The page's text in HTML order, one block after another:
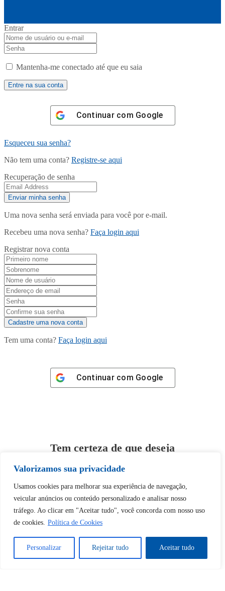
Valorizamos sua privacidade
Usamos cookies para melhorar sua experiência de navegação,
veicular anúncios ou conteúdo personalizado e analisar nosso
tráfego. Ao clicar em "Aceitar tudo", você concorda com nosso uso
de cookies. Política de Cookies
Personalizar Rejeitar tudo Aceitar tudo
Entrar
Mantenha-me conectado até que eu saia
Continuar com Google
Esqueceu sua senha?
Não tem uma conta? Registre-se aqui
Recuperação de senha
Uma nova senha será enviada para você por e-mail.
Recebeu uma nova senha? Faça login aqui
Registrar nova conta
Tem uma conta? Faça login aqui
Continuar com Google
Tem certeza de que deseja
Desbloquear esquerda : 0
Sim